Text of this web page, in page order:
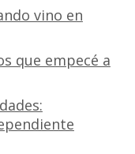
vino en
que empecé a